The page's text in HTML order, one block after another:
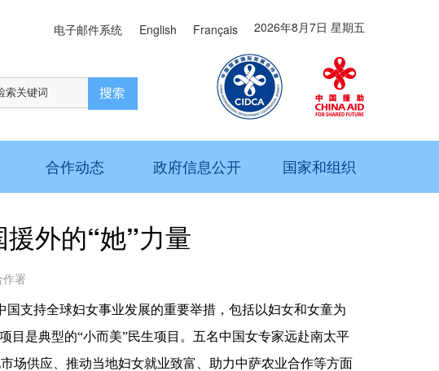
2026年8月7日 星期五
电子邮件系统 English Français
合作动态 政府信息公开 国家和组织
外的“她”力量
署
支持全球妇女事业发展的重要举措，包括以妇女和女童为
目是典型的“小而美”民生项目。五名中国女专家远赴南太平
场供应、推动当地妇女就业致富、助力中萨农业合作等方面